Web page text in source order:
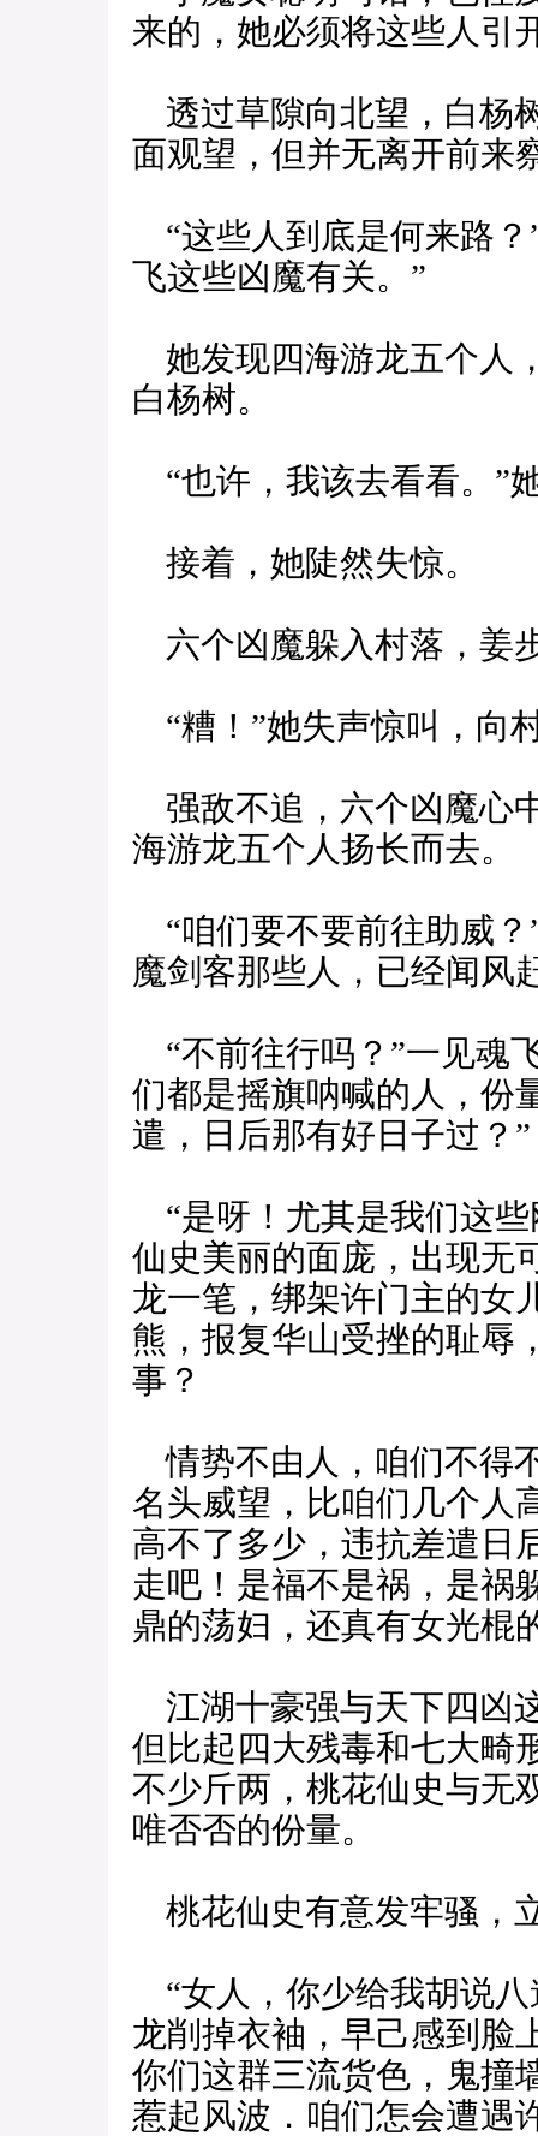
来的，她必须将这些人引
透过草隙向北望，白杨
面观望，但并无离开前来
“这些人到底是何来路？
飞这些凶魔有关。”
她发现四海游龙五个人
白杨树。
“也许，我该去看看。”
接着，她陡然失惊。
六个凶魔躲入村落，姜
“糟！”她失声惊叫，向
强敌不追，六个凶魔心
海游龙五个人扬长而去。
“咱们要不要前往助威？
魔剑客那些人，已经闻风
“不前往行吗？”一见魂
们都是摇旗呐喊的人，份
遣，日后那有好日子过？”
“是呀！尤其是我们这些
仙史美丽的面庞，出现无
龙一笔，绑架许门主的女
熊，报复华山受挫的耻辱
事？
情势不由人，咱们不得
名头威望，比咱们几个人
高不了多少，违抗差遣日
走吧！是福不是祸，是祸
鼎的荡妇，还真有女光棍
江湖十豪强与天下四凶
但比起四大残毒和七大畸
不少斤两，桃花仙史与无
唯否否的份量。
桃花仙史有意发牢骚，
“女人，你少给我胡说八
龙削掉衣袖，早己感到脸
你们这群三流货色，鬼撞
惹起风波．咱们怎会遭遇